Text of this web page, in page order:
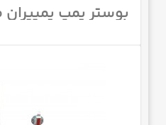
موتور 760 اسب 1450 دور